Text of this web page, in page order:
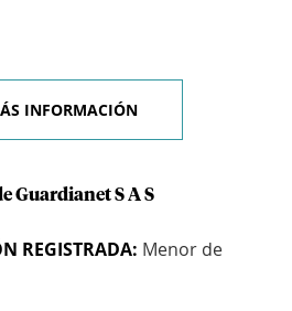
INFORMACIÓN
Guardianet S A S
REGISTRADA: Menor de